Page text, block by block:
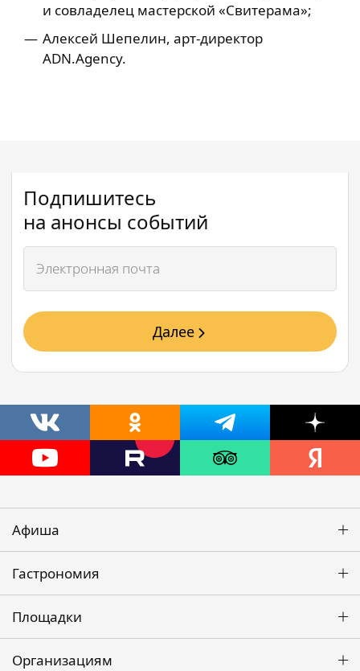
и совладелец мастерской «Свитерама»;
Алексей Шепелин, арт-директор
ADN.Agency.
Подпишитесь
на анонсы событий
Далее
Афиша
Гастрономия
Площадки
Организациям